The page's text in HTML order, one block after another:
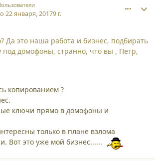
22 января, 20179 г.
Да это наша работа и бизнес, подбирать
под домофоны, странно, что вы , Петр,
копированием ?
ключи прямо в домофоны и
только в плане взлома
Вот это уже мой бизнес......